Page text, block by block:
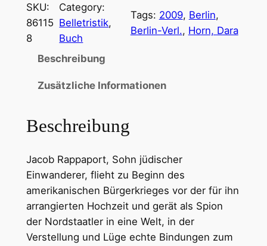
SKU:
86115
8
Category:
Belletristik
Buch
Tags: 2009, Berlin
Berlin-Verl., Horn, Dara
Beschreibung
Zusätzliche Informationen
Beschreibung
Jacob Rappaport, Sohn jüdischer
Einwanderer, flieht zu Beginn des
amerikanischen Bürgerkrieges vor der für ihn
arrangierten Hochzeit und gerät als Spion
der Nordstaatler in eine Welt, in der
Verstellung und Lüge echte Bindungen zum